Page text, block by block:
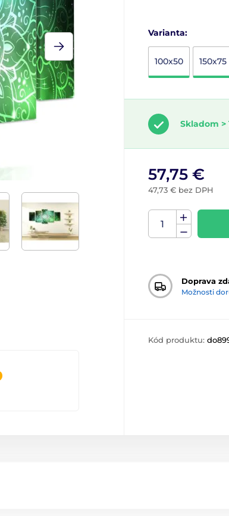
Varianta:
100x50 150x75
Skladom >
57,75 €
47,73 € bez DPH
Doprava
Možnosti
Kód produktu: